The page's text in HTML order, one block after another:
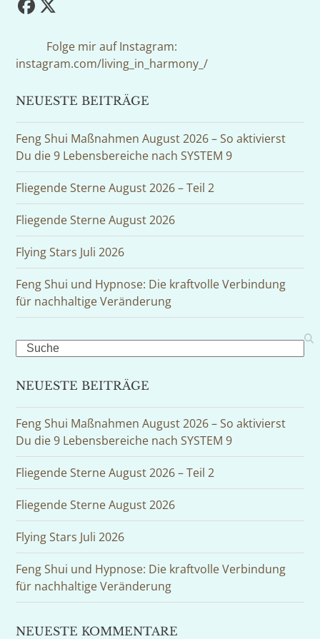
Facebook
Twitter
Folge mir auf Instagram:
instagram.com/living_in_harmony_/
NEUESTE BEITRÄGE
Feng Shui Maßnahmen August 2026 – So aktivierst
Du die 9 Lebensbereiche nach SYSTEM 9
Fliegende Sterne August 2026 – Teil 2
Fliegende Sterne August 2026
Flying Stars Juli 2026
Feng Shui und Hypnose: Die kraftvolle Verbindung
für nachhaltige Veränderung
Search
NEUESTE BEITRÄGE
Feng Shui Maßnahmen August 2026 – So aktivierst
Du die 9 Lebensbereiche nach SYSTEM 9
Fliegende Sterne August 2026 – Teil 2
Fliegende Sterne August 2026
Flying Stars Juli 2026
Feng Shui und Hypnose: Die kraftvolle Verbindung
für nachhaltige Veränderung
NEUESTE KOMMENTARE